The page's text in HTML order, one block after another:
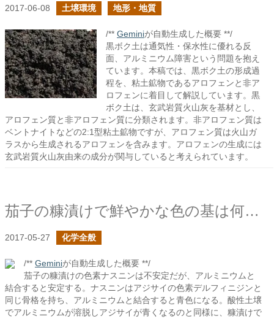
2017-06-08 土壌環境 地形・地質
/** Geminiが自動生成した概要 **/
黒ボク土は通気性・保水性に優れる反
面、アルミニウム障害という問題を抱え
ています。本稿では、黒ボク土の形成過
程を、粘土鉱物であるアロフェンと非ア
ロフェンに着目して解説しています。黒
ボク土は、玄武岩質火山灰を基材とし、
アロフェン質と非アロフェン質に分類されます。非アロフェン質は
ベントナイトなどの2:1型粘土鉱物ですが、アロフェン質は火山ガ
ラスから生成されるアロフェンを含みます。アロフェンの生成には
玄武岩質火山灰由来の成分が関与していると考えられています。
茄子の糠漬けで鮮やかな色の基は何か？
2017-05-27 化学全般
/** Geminiが自動生成した概要 **/
茄子の糠漬けの色素ナスニンは不安定だが、アルミニウムと
結合すると安定する。ナスニンはアジサイの色素デルフィニジンと
同じ骨格を持ち、アルミニウムと結合すると青色になる。酸性土壌
でアルミニウムが溶脱しアジサイが青くなるのと同様に、糠漬けで